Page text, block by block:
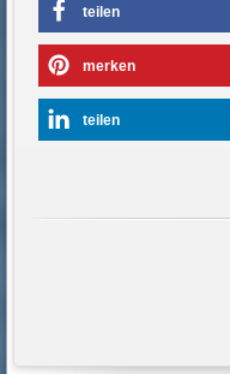
teilen
merken
teilen